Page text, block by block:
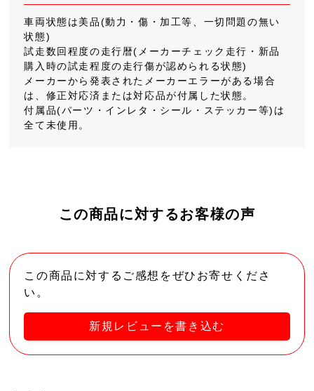
車両状態は美品(動力・傷・加工等、一切問題の無い
状態)
試走数回程度の走行暦(メーカーチェック走行・新品
購入時の試走程度の走行傷が認められる状態)
メーカーから発表されたメーカーエラーがある場合
は、修正対応済または対応品が付属した状態。
付属品(パーツ・インレタ・シール・ステッカー等)は
全て未使用。
この商品に対するお客様の声
この商品に対するご感想をぜひお寄せくださ
い。
新規レビューを書き込む